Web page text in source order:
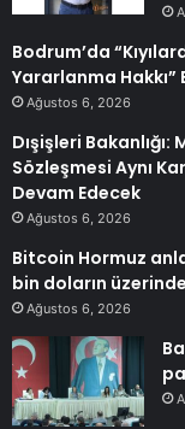
Bodrum’da
Yararlanma Hakkı”
Ağustos 6, 2026
Dışişleri
Sözleşmesi Aynı
Devam Edecek
Ağustos 6, 2026
Bitcoin Hormuz
bin doların üzerinde
Ağustos 6, 2026